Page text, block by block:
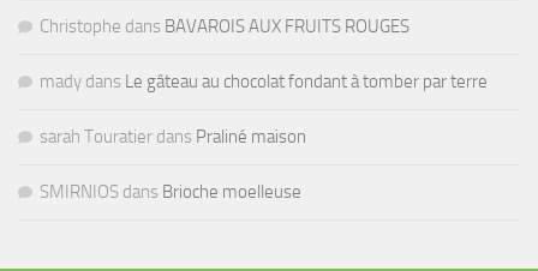
Christophe dans BAVAROIS AUX FRUITS ROUGES
mady dans Le gâteau au chocolat fondant à tomber par terre
sarah Touratier dans Praliné maison
SMIRNIOS dans Brioche moelleuse